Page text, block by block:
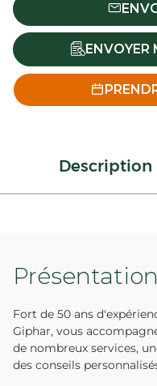
ENVOYER
Description
Présentation
Fort de 50 ans
Giphar, vous
de nombreux services,
des conseils